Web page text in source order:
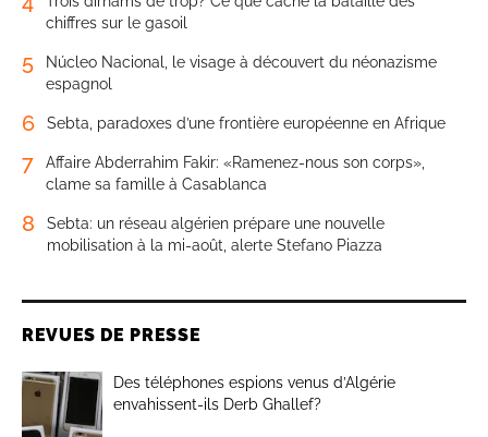
chiffres sur le gasoil
5
Núcleo Nacional, le visage à découvert du néonazisme
espagnol
6 Sebta, paradoxes d’une frontière européenne en Afrique
7
Affaire Abderrahim Fakir: «Ramenez-nous son corps»,
clame sa famille à Casablanca
8
Sebta: un réseau algérien prépare une nouvelle
mobilisation à la mi-août, alerte Stefano Piazza
REVUES DE PRESSE
Des téléphones espions venus d’Algérie
envahissent-ils Derb Ghallef?